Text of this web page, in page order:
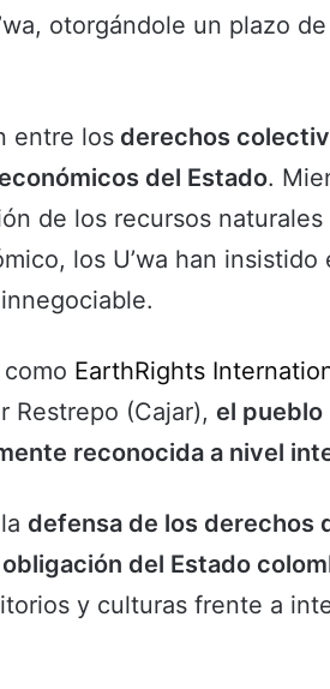
otorgándole un plazo
entre los derechos
del Estado.
de los recursos naturales
los U’wa han insistido
EarthRights
Restrepo (Cajar), el pueblo
reconocida a nivel
defensa de los derechos
del Estado
y culturas frente a